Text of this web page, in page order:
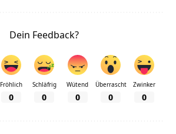
Dein Feedback?
Fröhlich
0
Schläfrig
0
Wütend
0
Überrascht
0
Zwinker
0